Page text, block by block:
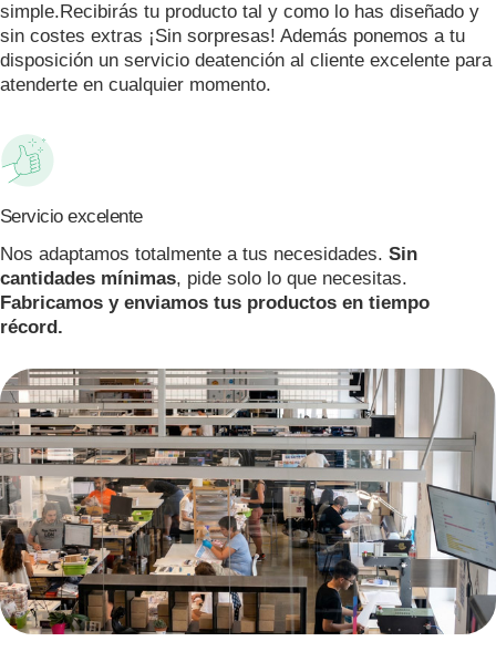
simple.Recibirás tu producto tal y como lo has diseñado y
sin costes extras ¡Sin sorpresas! Además ponemos a tu
disposición un servicio deatención al cliente excelente para
atenderte en cualquier momento.
Servicio excelente
Nos adaptamos totalmente a tus necesidades. Sin
cantidades mínimas, pide solo lo que necesitas.
Fabricamos y enviamos tus productos en tiempo
récord.